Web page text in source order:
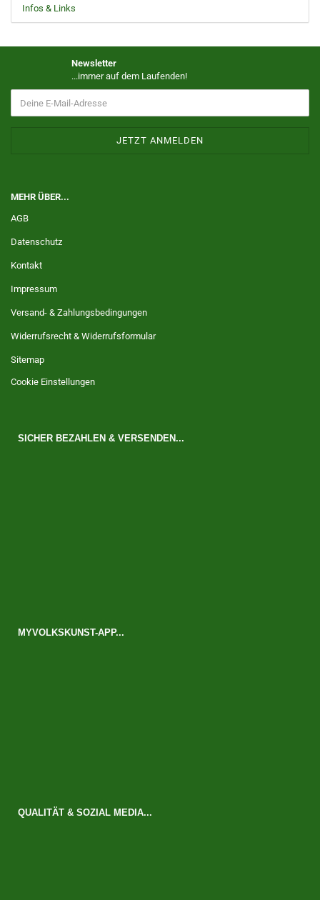
Infos & Links
Newsletter
...immer auf dem Laufenden!
MEHR ÜBER...
AGB
Datenschutz
Kontakt
Impressum
Versand- & Zahlungsbedingungen
Widerrufsrecht & Widerrufsformular
Sitemap
Cookie Einstellungen
SICHER BEZAHLEN & VERSENDEN...
MYVOLKSKUNST-APP...
QUALITÄT & SOZIAL MEDIA...